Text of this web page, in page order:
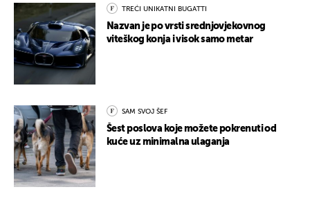
TREĆI UNIKATNI BUGATTI
Nazvan je po vrsti srednjovjekovnog
viteškog konja i visok samo metar
SAM SVOJ ŠEF
Šest poslova koje možete pokrenuti od
kuće uz minimalna ulaganja